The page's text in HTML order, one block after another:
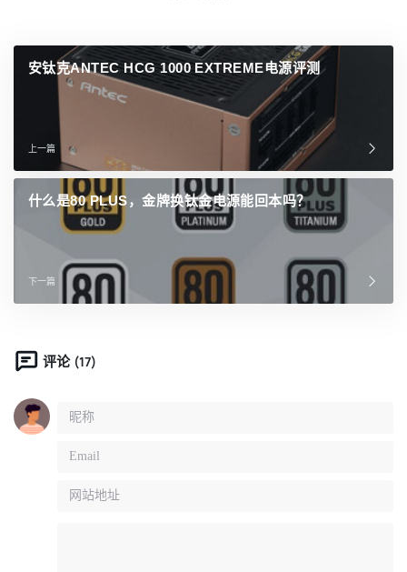
安钛克ANTEC HCG 1000 EXTREME电源评测
上一篇
什么是80 PLUS，金牌换钛金电源能回本吗？
下一篇
评论 (17)